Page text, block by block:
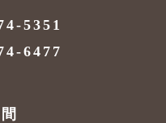
5351
6477